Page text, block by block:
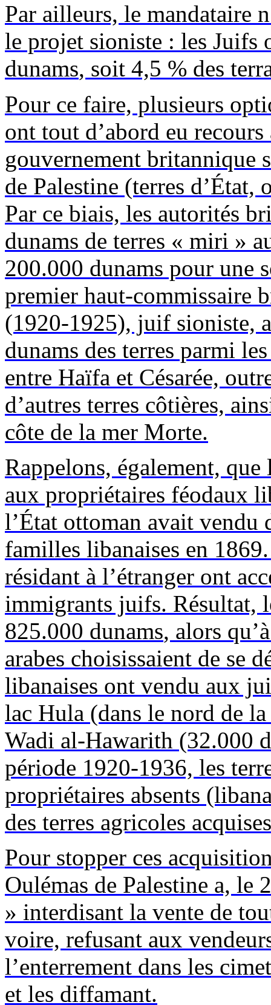
Par ailleurs, le mandataire
le projet sioniste : les Juifs
dunams, soit 4,5 % des
Pour ce faire, plusieurs
ont tout d’abord eu
gouvernement britannique
de Palestine (terres
Par ce biais, les autorités
dunams de terres « miri »
200.000 dunams pour une
premier haut-commissaire
(1920-1925), juif sioniste,
dunams des terres parmi
entre Haïfa et Césarée,
d’autres terres côtières,
côte de la mer Morte.
Rappelons, également,
aux propriétaires féodaux
l’État ottoman avait vendu
familles libanaises en
résidant à l’étranger ont
immigrants juifs. Résultat,
825.000 dunams, alors
arabes choisissaient de se
libanaises ont vendu aux
lac Hula (dans le nord de
Wadi al-Hawarith (32.000
période 1920-1936, les
propriétaires absents
des terres agricoles
Pour stopper ces
Oulémas de Palestine a, le
» interdisant la vente de
voire, refusant aux
l’enterrement dans les
et les diffamant.